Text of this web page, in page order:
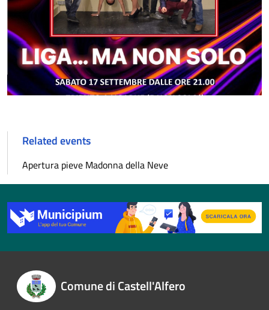
Related events
Apertura pieve Madonna della Neve
Comune di Castell'Alfero